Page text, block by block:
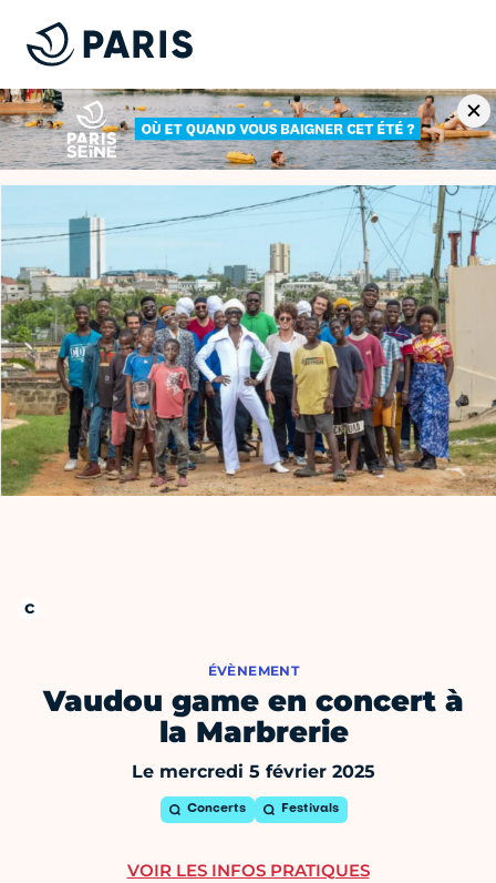
ÉVÈNEMENT
Vaudou game en concert à
la Marbrerie
Le mercredi 5 février 2025
Concerts Festivals
VOIR LES INFOS PRATIQUES